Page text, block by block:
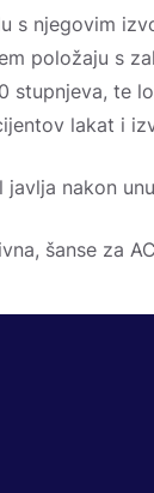
s njegovim
položaju s
stupnjeva, te
lakat i
nakon
šanse za